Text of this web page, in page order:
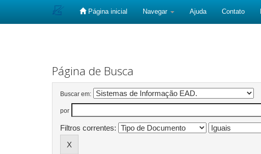
Página inicial Navegar Ajuda Contato
Página de Busca
Buscar em:
por
Filtros correntes: